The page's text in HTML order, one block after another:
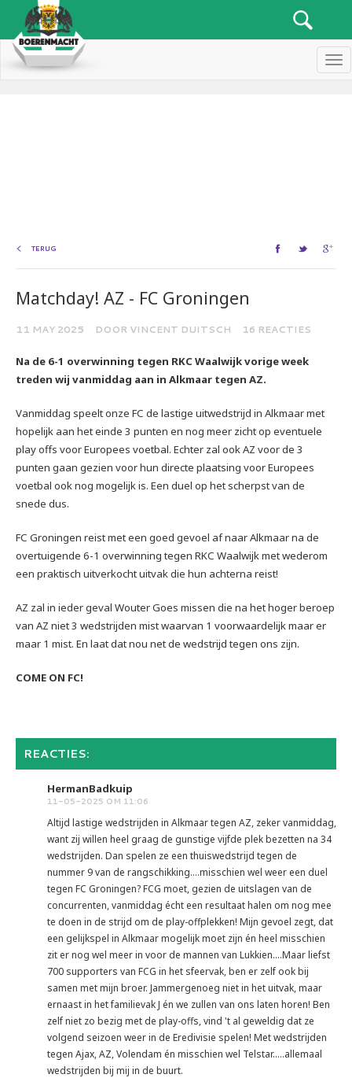
TERUG
Matchday! AZ - FC Groningen
11 MAY 2025 DOOR VINCENT DUITSCH 16 REACTIES
Na de 6-1 overwinning tegen RKC Waalwijk vorige week
treden wij vanmiddag aan in Alkmaar tegen AZ.
Vanmiddag speelt onze FC de lastige uitwedstrijd in Alkmaar met
hopelijk aan het einde 3 punten en nog meer zicht op eventuele
play offs voor Europees voetbal. Echter zal ook AZ voor de 3
punten gaan gezien voor hun directe plaatsing voor Europees
voetbal ook nog mogelijk is. Een duel op het scherpst van de
snede dus.
FC Groningen reist met een goed gevoel af naar Alkmaar na de
overtuigende 6-1 overwinning tegen RKC Waalwijk met wederom
een praktisch uitverkocht uitvak die hun achterna reist!
AZ zal in ieder geval Wouter Goes missen die na het hoger beroep
van AZ niet 3 wedstrijden mist waarvan 1 voorwaardelijk maar er
maar 1 mist. En laat dat nou net de wedstrijd tegen ons zijn.
COME ON FC!
REACTIES:
HermanBadkuip
11-05-2025 OM 11:06
Altijd lastige wedstrijden in Alkmaar tegen AZ, zeker vanmiddag,
want zij willen heel graag de gunstige vijfde plek bezetten na 34
wedstrijden. Dan spelen ze een thuiswedstrijd tegen de
nummer 9 van de rangschikking....misschien wel weer een duel
tegen FC Groningen? FCG moet, gezien de uitslagen van de
concurrenten, vanmiddag écht een resultaat halen om nog mee
te doen in de strijd om de play-offplekken! Mijn gevoel zegt, dat
een gelijkspel in Alkmaar mogelijk moet zijn én heel misschien
zit er nog wel meer in voor de mannen van Lukkien....Maar liefst
700 supporters van FCG in het sfeervak, ben er zelf ook bij
samen met mijn broer. Jammergenoeg niet in het uitvak, maar
ernaast in het familievak J én we zullen van ons laten horen! Ben
zelf niet zo bezig met de play-offs, vind 't al geweldig dat ze
volgend seizoen weer in de Eredivisie spelen! Met wedstrijden
tegen Ajax, AZ, Volendam én misschien wel Telstar.....allemaal
wedstrijden bij mij in de buurt.